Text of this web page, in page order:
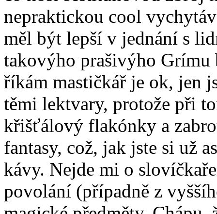
nepraktickou cool
měl být lepší v jednání s
takovýho prašivýho Grímu
říkám mastičkář je ok, jen
těmi lektvary, protože při
křišťálový flakónky a
fantasy, což, jak jste si už
kávy. Nejde mi o
povolání (případně z